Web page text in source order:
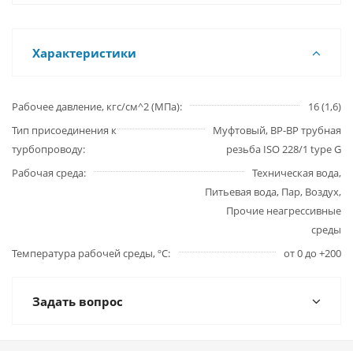
Характеристики
Рабочее давление, кгс/см^2 (МПа)
16 (1,6)
Тип присоединения к
турбопроводу
Муфтовый, ВР-ВР трубная
резьба ISO 228/1 type G
Рабочая среда
Техническая вода,
Питьевая вода, Пар, Воздух,
Прочие неагрессивные
среды
Температура рабочей среды, ºС
от 0 до +200
Задать вопрос